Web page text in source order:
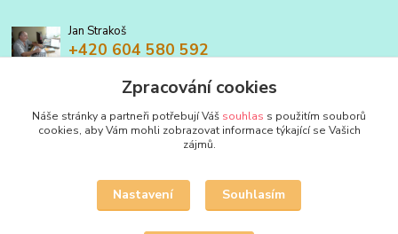
Jan Strakoš
+420 604 580 592
filatelie.mix@seznam.cz
Upravit sběr cookies.
Zpracování cookies
Náše stránky a partneři potřebují Váš souhlas s použitím souborů
cookies, aby Vám mohli zobrazovat informace týkající se Vašich
zájmů.
Nastavení Souhlasím